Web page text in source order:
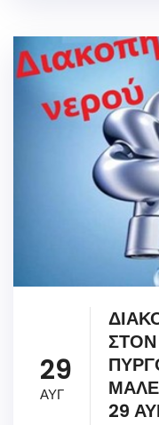
29
ΑΥΓ
29